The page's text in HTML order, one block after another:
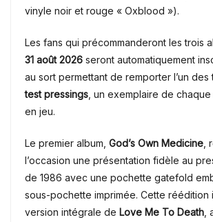
vinyle noir et rouge « Oxblood »).
Les fans qui précommanderont les trois
31 août 2026 seront automatiquement
au sort permettant de remporter l’un des
test pressings , un exemplaire de
en jeu.
Le premier album, God’s Own Medicine
l’occasion une présentation fidèle au
de 1986 avec une pochette gatefold
sous-pochette imprimée. Cette réédition
version intégrale de Love Me To Death